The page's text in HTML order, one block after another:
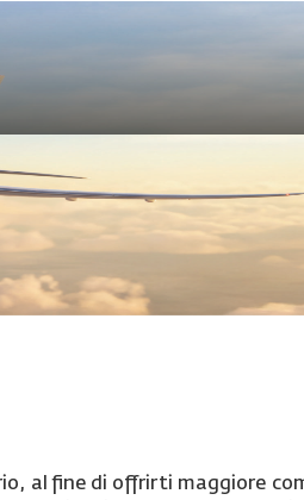
al fine di offrirti maggiore